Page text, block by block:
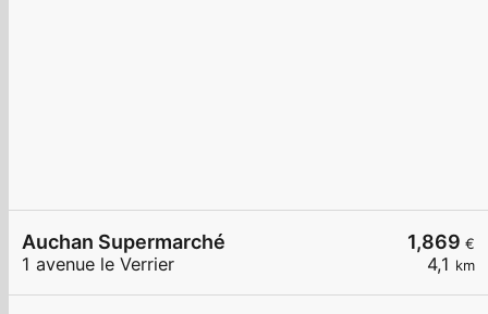
1,869 €
4,1 km
Auchan Supermarché
1 avenue le Verrier